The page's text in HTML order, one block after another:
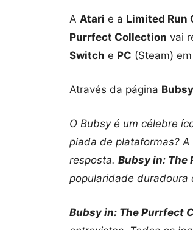
A Atari e a Limited Run
Purrfect Collection vai
Switch e PC (Steam)
Através da página
O Bubsy é um célebre
piada de plataformas? A
resposta. Bubsy in: The
popularidade duradoura
Bubsy in: The Purrfect